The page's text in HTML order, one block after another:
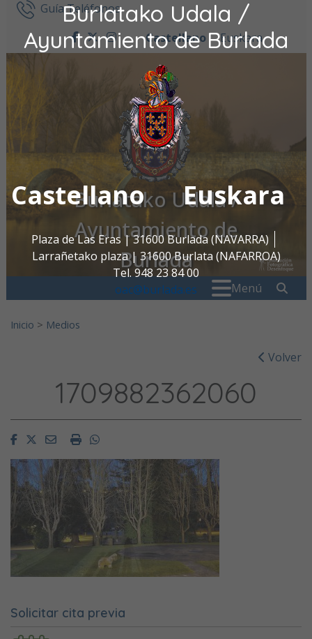
Burlatako Udala /
Ayuntamiento de Burlada
Castellano Euskara
Plaza de Las Eras | 31600 Burlada (NAVARRA)
Larrañetako plaza | 31600 Burlata (NAFARROA)
Tel. 948 23 84 00
oac@burlada.es
Ir al contenidoGuía Teléfonos
facebook
twitter
instagram
Castellano Euskara
Burlatako Udala /
Ayuntamiento de
Burlada
Menú
Inicio > Medios
Volver
1709882362060
FacebookTwitterEmailImprimirWhatsapp
Solicitar cita previa